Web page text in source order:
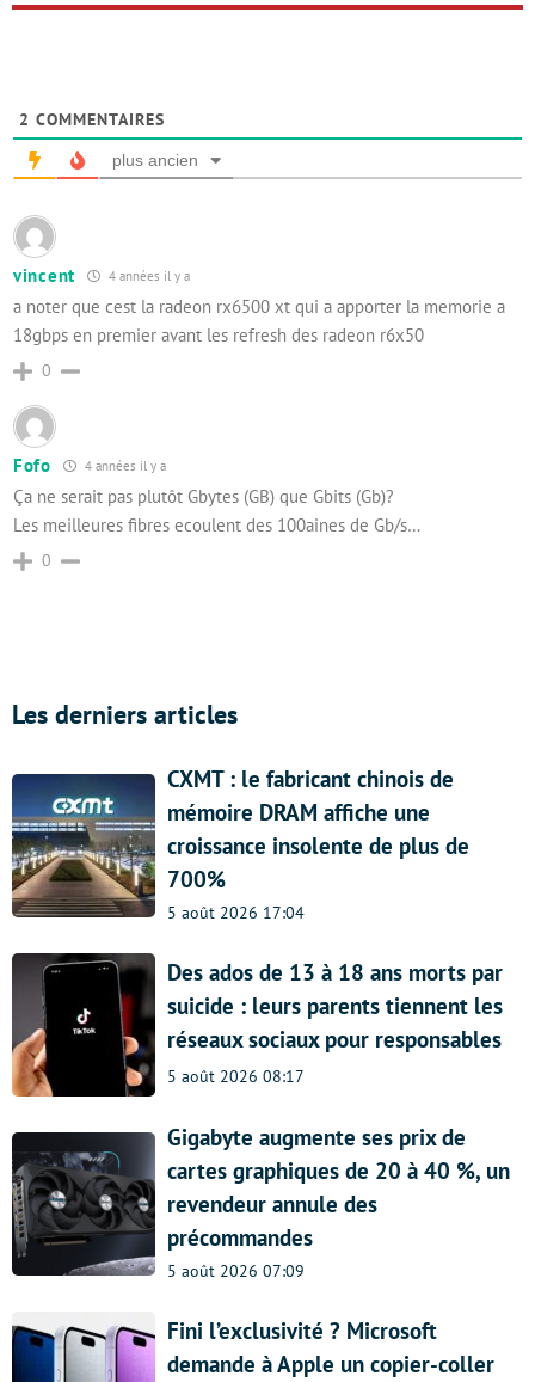
2 COMMENTAIRES
plus ancien
vincent 4 années il y a
a noter que cest la radeon rx6500 xt qui a apporter la memorie a
18gbps en premier avant les refresh des radeon r6x50
0
Fofo 4 années il y a
Ça ne serait pas plutôt Gbytes (GB) que Gbits (Gb)?
Les meilleures fibres ecoulent des 100aines de Gb/s…
0
Les derniers articles
CXMT : le fabricant chinois de
mémoire DRAM affiche une
croissance insolente de plus de
700%
5 août 2026 17:04
Des ados de 13 à 18 ans morts par
suicide : leurs parents tiennent les
réseaux sociaux pour responsables
5 août 2026 08:17
Gigabyte augmente ses prix de
cartes graphiques de 20 à 40 %, un
revendeur annule des
précommandes
5 août 2026 07:09
Fini l’exclusivité ? Microsoft
demande à Apple un copier-coller